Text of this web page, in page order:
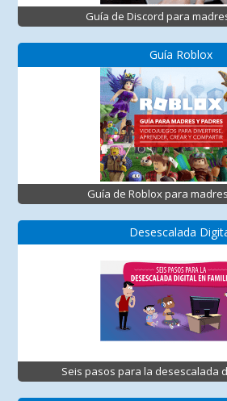
Guía de Discord para
Guía Roblox
Guía de Roblox para
Desescalada
Seis pasos para la desescalada